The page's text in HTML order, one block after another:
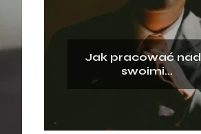
Jak pracować nad
swoimi
przekonaniami?